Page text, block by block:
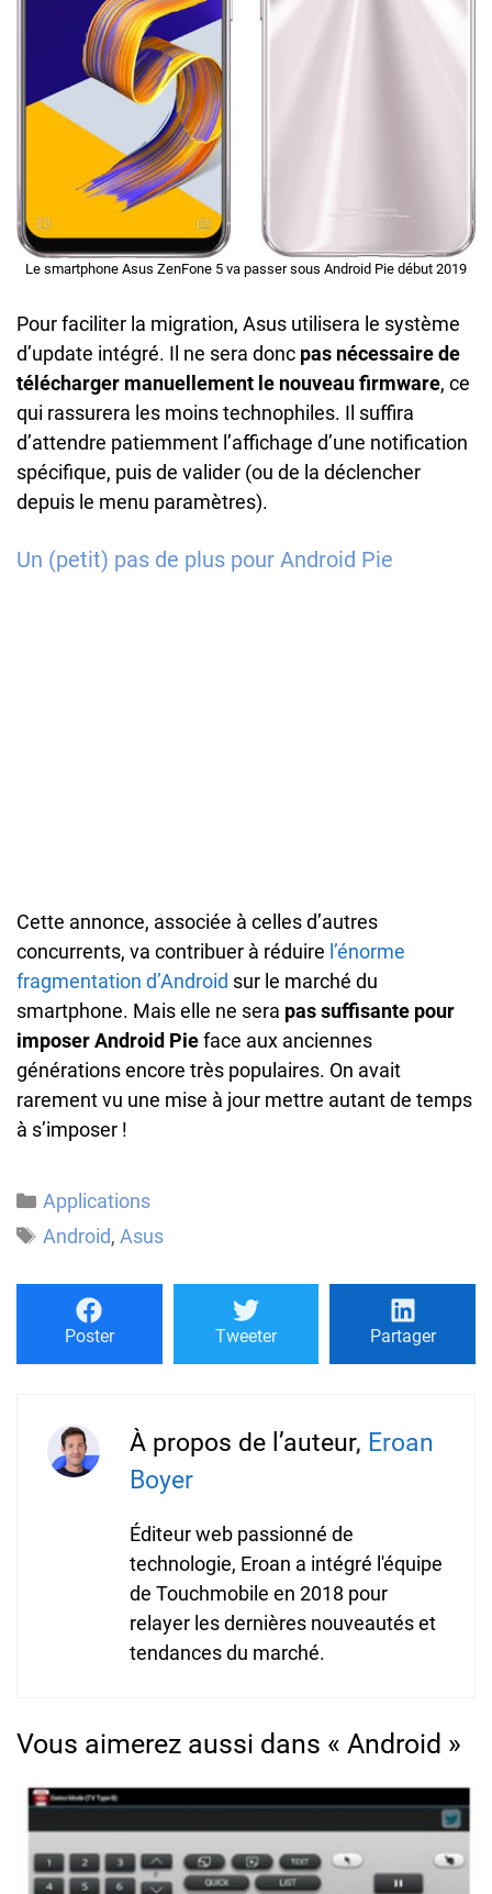
Le smartphone Asus ZenFone 5 va passer sous Android Pie début 2019
Pour faciliter la migration, Asus utilisera le système
d’update intégré. Il ne sera donc pas nécessaire de
télécharger manuellement le nouveau firmware, ce
qui rassurera les moins technophiles. Il suffira
d’attendre patiemment l’affichage d’une notification
spécifique, puis de valider (ou de la déclencher
depuis le menu paramètres).
Un (petit) pas de plus pour Android Pie
Cette annonce, associée à celles d’autres
concurrents, va contribuer à réduire l’énorme
fragmentation d’Android sur le marché du
smartphone. Mais elle ne sera pas suffisante pour
imposer Android Pieface aux anciennes
générations encore très populaires. On avait
rarement vu une mise à jour mettre autant de temps
à s’imposer !
Catégories
Applications
Étiquettes
Android, Asus
Poster Tweeter Partager
À propos de l’auteur, Eroan
Boyer
Éditeur web passionné de
technologie, Eroan a intégré l'équipe
de Touchmobile en 2018 pour
relayer les dernières nouveautés et
tendances du marché.
Vous aimerez aussi dans « Android »